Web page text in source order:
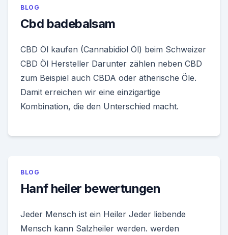
BLOG
Cbd badebalsam
CBD Öl kaufen (Cannabidiol Öl) beim Schweizer
CBD Öl Hersteller Darunter zählen neben CBD
zum Beispiel auch CBDA oder ätherische Öle.
Damit erreichen wir eine einzigartige
Kombination, die den Unterschied macht.
BLOG
Hanf heiler bewertungen
Jeder Mensch ist ein Heiler Jeder liebende
Mensch kann Salzheiler werden. werden